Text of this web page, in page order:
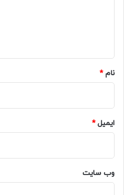
نام*
ایمیل*
وب‌ سایت